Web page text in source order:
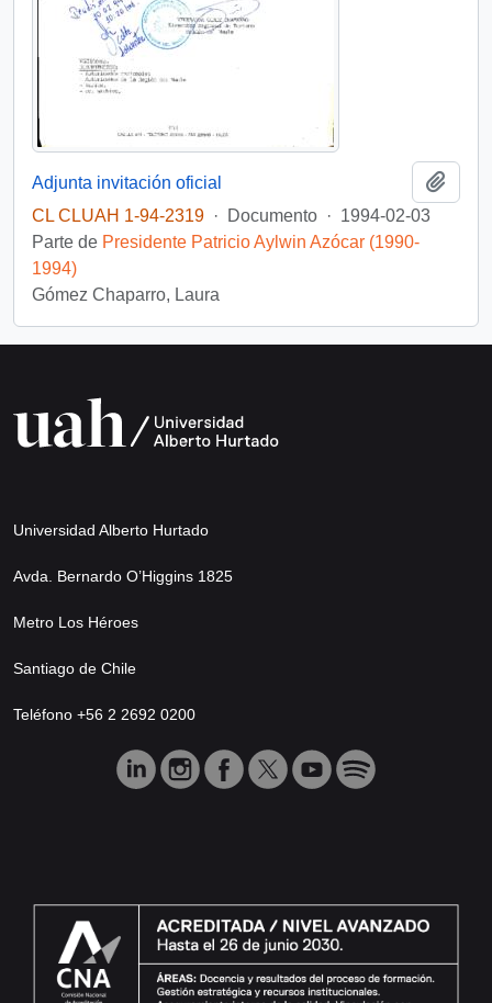
Adjunta invitación oficial
CL CLUAH 1-94-2319 · Documento · 1994-02-03
Parte de Presidente Patricio Aylwin Azócar (1990-
1994)
Gómez Chaparro, Laura
Universidad Alberto Hurtado
Avda. Bernardo O’Higgins 1825
Metro Los Héroes
Santiago de Chile
Teléfono +56 2 2692 0200